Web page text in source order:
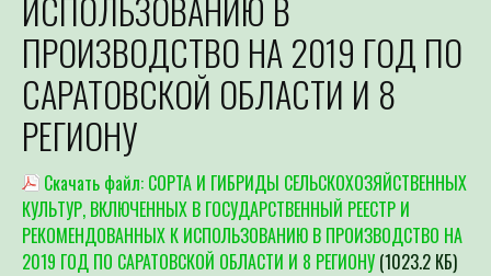
ПРОИЗВОДСТВО НА 2019 ГОД ПО
САРАТОВСКОЙ ОБЛАСТИ И 8
РЕГИОНУ
Скачать файл: СОРТА И ГИБРИДЫ СЕЛЬСКОХОЗЯЙСТВЕННЫХ
КУЛЬТУР, ВКЛЮЧЕННЫХ В ГОСУДАРСТВЕННЫЙ РЕЕСТР И
РЕКОМЕНДОВАННЫХ К ИСПОЛЬЗОВАНИЮ В ПРОИЗВОДСТВО НА
2019 ГОД ПО САРАТОВСКОЙ ОБЛАСТИ И 8 РЕГИОНУ (1023.2 КБ)